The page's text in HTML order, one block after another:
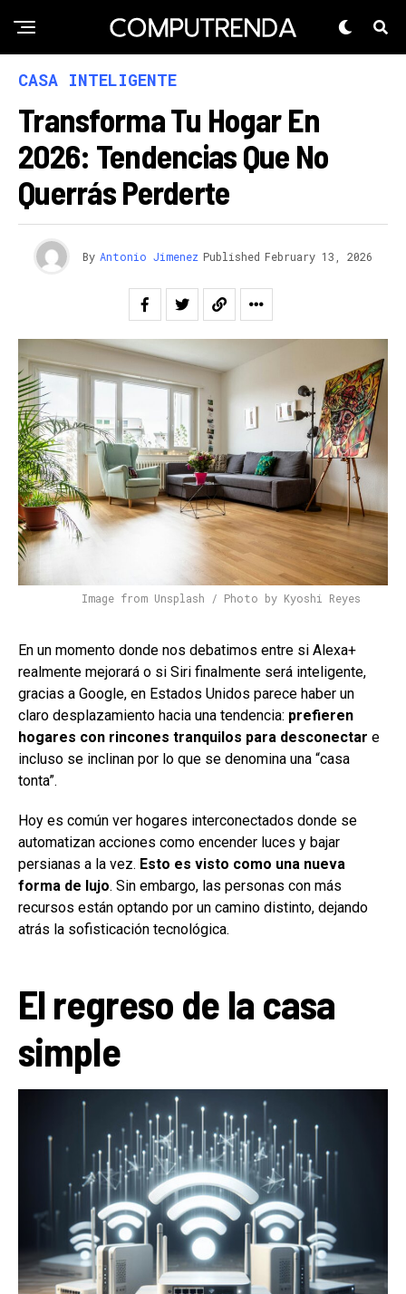
CASA INTELIGENTE
Transforma Tu Hogar En
2026: Tendencias Que No
Querrás Perderte
By Antonio Jimenez Published February 13, 2026
Image from Unsplash / Photo by Kyoshi Reyes
En un momento donde nos debatimos entre si Alexa+
realmente mejorará o si Siri finalmente será inteligente,
gracias a Google, en Estados Unidos parece haber un
claro desplazamiento hacia una tendencia: prefieren
hogares con rincones tranquilos para desconectar e
incluso se inclinan por lo que se denomina una “casa
tonta”.
Hoy es común ver hogares interconectados donde se
automatizan acciones como encender luces y bajar
persianas a la vez. Esto es visto como una nueva
forma de lujo. Sin embargo, las personas con más
recursos están optando por un camino distinto, dejando
atrás la sofisticación tecnológica.
El regreso de la casa
simple